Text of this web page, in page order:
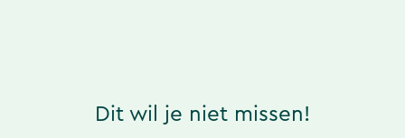
Dit wil je niet missen!